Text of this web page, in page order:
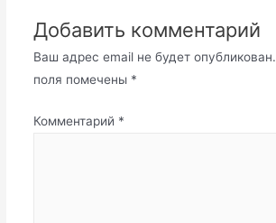
Добавить комментарий
Ваш адрес email не будет опубликован.
поля помечены *
Комментарий *